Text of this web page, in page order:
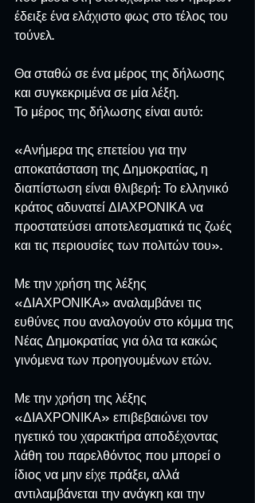
έδειξε ένα ελάχιστο φως στο τέλος του
τούνελ.
Θα σταθώ σε ένα μέρος της δήλωσης
και συγκεκριμένα σε μία λέξη.
Το μέρος της δήλωσης είναι αυτό:
«Ανήμερα της επετείου για την
αποκατάσταση της Δημοκρατίας, η
διαπίστωση είναι θλιβερή: Το ελληνικό
κράτος αδυνατεί ΔΙΑΧΡΟΝΙΚΑ να
προστατεύσει αποτελεσματικά τις ζωές
και τις περιουσίες των πολιτών του».
Με την χρήση της λέξης
«ΔΙΑΧΡΟΝΙΚΑ» αναλαμβάνει τις
ευθύνες που αναλογούν στο κόμμα της
Νέας Δημοκρατίας για όλα τα κακώς
γινόμενα των προηγουμένων ετών.
Με την χρήση της λέξης
«ΔΙΑΧΡΟΝΙΚΑ» επιβεβαιώνει τον
ηγετικό του χαρακτήρα αποδέχοντας
λάθη του παρελθόντος που μπορεί ο
ίδιος να μην είχε πράξει, αλλά
αντιλαμβάνεται την ανάγκη και την